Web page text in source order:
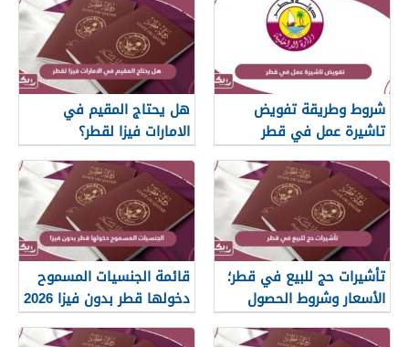
شروط وطريقة تفويض
تاشيرة عمل في قطر
هل يحتاج المقيم في
الامارات فيزا لقطر؟
تأشيرات حج للبيع في قطر؛
الأسعار وشروط الحصول
عليها
قائمة الجنسيات المسموح
دخولها قطر بدون فيزا 2026